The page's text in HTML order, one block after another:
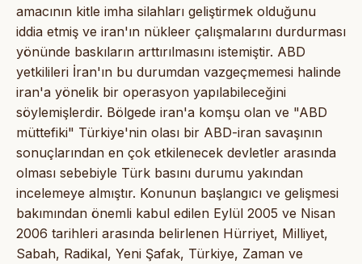
amacının kitle imha silahları geliştirmek olduğunu
iddia etmiş ve iran'ın nükleer çalışmalarını durdurması
yönünde baskıların arttırılmasını istemiştir. ABD
yetkilileri İran'ın bu durumdan vazgeçmemesi halinde
iran'a yönelik bir operasyon yapılabileceğini
söylemişlerdir. Bölgede iran'a komşu olan ve "ABD
müttefiki" Türkiye'nin olası bir ABD-iran savaşının
sonuçlarından en çok etkilenecek devletler arasında
olması sebebiyle Türk basını durumu yakından
incelemeye almıştır. Konunun başlangıcı ve gelişmesi
bakımından önemli kabul edilen Eylül 2005 ve Nisan
2006 tarihleri arasında belirlenen Hürriyet, Milliyet,
Sabah, Radikal, Yeni Şafak, Türkiye, Zaman ve